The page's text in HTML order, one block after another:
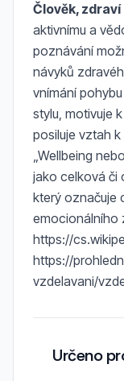
Člověk,
aktivnímu a
poznávání
návyků
vnímání
stylu, motivuje
posiluje vztah
„Wellbeing
jako celková či
který označuje
emocionálního
https://
https://
vzdelavani/
Určeno